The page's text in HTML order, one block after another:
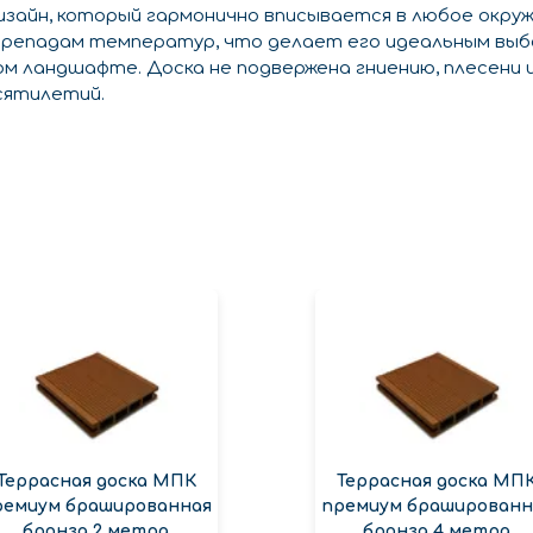
который гармонично вписывается в любое
температур, что делает его идеальным
ландшафте. Доска не подвержена гниению, плесени
доска МПК
брашированная
Террасная доска
премиум